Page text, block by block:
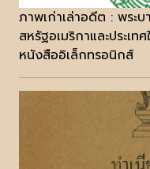
ภาพเก่าเล่าอดีต : พระบ
สหรัฐอเมริกาและประเท
หนังสืออิเล็กทรอนิกส์